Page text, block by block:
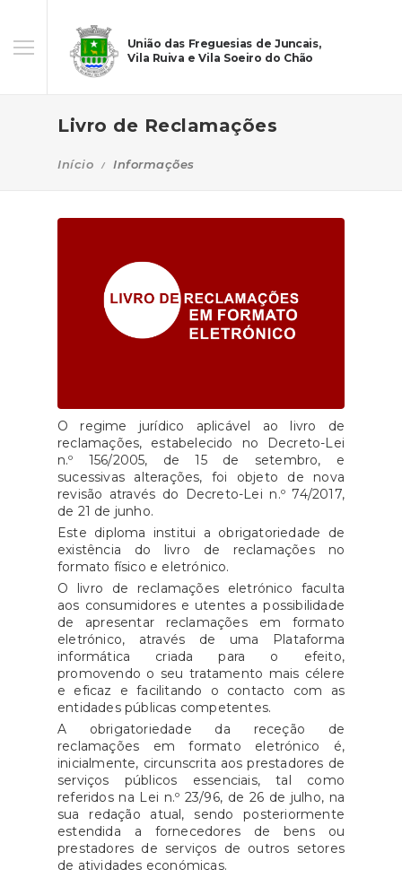
União das Freguesias de Juncais,
Vila Ruiva e Vila Soeiro do Chão
Livro de Reclamações
Início Informações
O regime jurídico aplicável ao livro de
reclamações, estabelecido no Decreto-Lei
n.º 156/2005, de 15 de setembro, e
sucessivas alterações, foi objeto de nova
revisão através do Decreto-Lei n.º 74/2017,
de 21 de junho.
Este diploma institui a obrigatoriedade de
existência do livro de reclamações no
formato físico e eletrónico.
O livro de reclamações eletrónico faculta
aos consumidores e utentes a possibilidade
de apresentar reclamações em formato
eletrónico, através de uma Plataforma
informática criada para o efeito,
promovendo o seu tratamento mais célere
e eficaz e facilitando o contacto com as
entidades públicas competentes.
A obrigatoriedade da receção de
reclamações em formato eletrónico é,
inicialmente, circunscrita aos prestadores de
serviços públicos essenciais, tal como
referidos na Lei n.º 23/96, de 26 de julho, na
sua redação atual, sendo posteriormente
estendida a fornecedores de bens ou
prestadores de serviços de outros setores
de atividades económicas.